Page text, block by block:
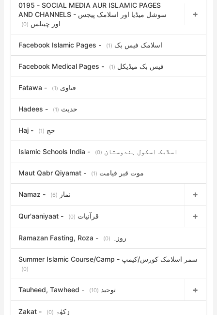
0195 - SOCIAL MEDIA AUR ISLAMIC PAGES
AND CHANNELS - سوشل میڈیا اور اسلامک پیجس
اور چینلس (0)
Facebook Islamic Pages - اسلامک فیس بک (1)
Facebook Medical Pages - فیس بک میڈیکل (1)
Fatawa - فتاوی (1)
Hadees - حدیث (1)
Haj - حج (1)
Islamic Schools India - اسلامک اسکول ہندوستان (0)
Maut Qabr Qiyamat - موت قبر قیامت (1)
Namaz - نماز (6)
Qur'aaniyaat - قرآنیات (0)
Ramazan Fasting, Roza - روزہ (0)
Summer Islamic Course/Camp - سمر اسلامک کورس/کیمپ
(0)
Tauheed, Tawheed - توحید (10)
Zakat - زکوٰۃ (0)